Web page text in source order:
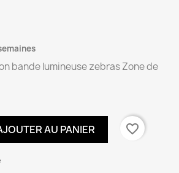
bande lumineuse zebras Zone de
AU PANIER favorite_border